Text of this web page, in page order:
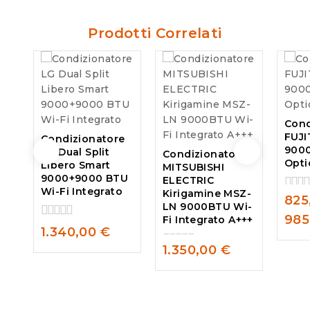
Prodotti Correlati
Condizionatore
LG Dual Split
Libero Smart
9000+9000 BTU
Wi-Fi Integrato
0
out
of
1.340,00 €
Condizionatore
MITSUBISHI
ELECTRIC
Kirigamine MSZ-
LN 9000BTU Wi-
Fi Integrato A+++
0
out
1.350,00 €
0
out
of
5